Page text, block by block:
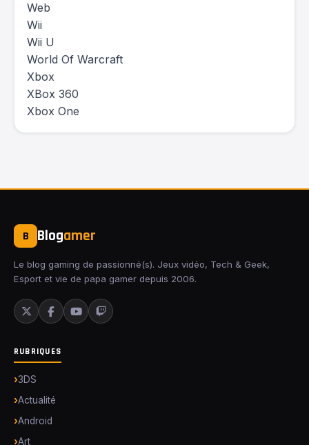
Web
Wii
Wii U
World Of Warcraft
Xbox
XBox 360
Xbox One
B Blogamer
Le blog gaming de passionné(s). Jeux vidéo, Tech & Geek,
Esport et vie de papa gamer depuis 2006.
RUBRIQUES
3DS
Actualité
Android
Art